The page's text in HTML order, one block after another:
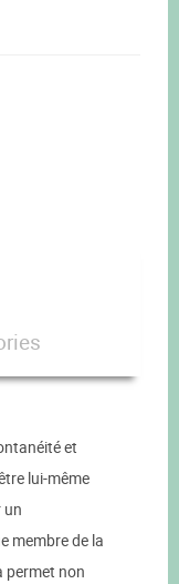
et
lui-même
un
membre de la
permet non